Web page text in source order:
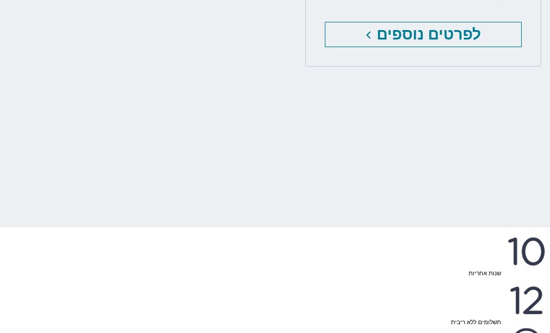
לפרטים נוספים
שנות אחריות
תשלומים ללא ריבית